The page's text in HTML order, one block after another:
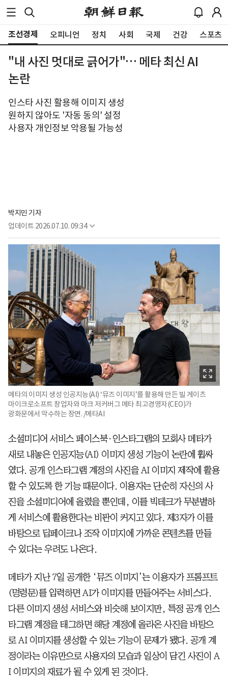
조선경제 오피니언 정치 사회 국제 건강 스포츠
"내 사진 멋대로 긁어가"… 메타 최신 AI
논란
인스타 사진 활용해 이미지 생성
원하지 않아도 '자동 동의' 설정
사용자 개인정보 악용될 가능성
박지민 기자
업데이트 2026.07.10. 09:34
메타의 이미지 생성 인공지능(AI) ‘뮤즈 이미지’를 활용해 만든 빌 게이츠
마이크로소프트 창업자와 마크 저커버그 메타 최고경영자(CEO)가
광화문에서 악수하는 장면. /메타AI
소셜미디어 서비스 페이스북·인스타그램의 모회사 메타가
새로 내놓은 인공지능(AI) 이미지 생성 기능이 논란에 휩싸
였다. 공개 인스타그램 계정의 사진을 AI 이미지 제작에 활용
할 수 있도록 한 기능 때문이다. 이용자는 단순히 자신의 사
진을 소셜미디어에 올렸을 뿐인데, 이를 빅테크가 무분별하
게 서비스에 활용한다는 비판이 커지고 있다. 제3자가 이를
바탕으로 딥페이크나 조작 이미지에 가까운 콘텐츠를 만들
수 있다는 우려도 나온다.
메타가 지난 7일 공개한 ‘뮤즈 이미지’는 이용자가 프롬프트
(명령문)를 입력하면 AI가 이미지를 만들어주는 서비스다.
다른 이미지 생성 서비스와 비슷해 보이지만, 특정 공개 인스
타그램 계정을 태그하면 해당 계정에 올라온 사진을 바탕으
로 AI 이미지를 생성할 수 있는 기능이 문제가 됐다. 공개 계
정이라는 이유만으로 사용자의 모습과 일상이 담긴 사진이 A
I 이미지의 재료가 될 수 있게 된 것이다.